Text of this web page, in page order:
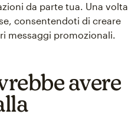
da parte tua. Una volta
consentendoti di creare
messaggi promozionali.
avere